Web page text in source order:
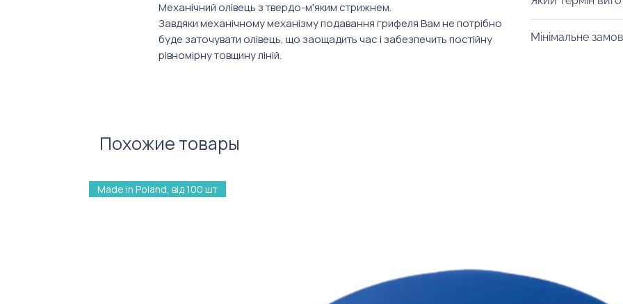
Механічний олівець з твердо-м'яким стрижнем.
Завдяки механічному механізму подавання грифеля Вам не потрібно
буде заточувати олівець, що заощадить час і забезпечить постійну
рівномірну товщину ліній.
будь-який інший
можна з
оформлення
нанести
вами зону.
конкретний
Мінімальне
Похожие товары
Made in Poland, від 100 шт